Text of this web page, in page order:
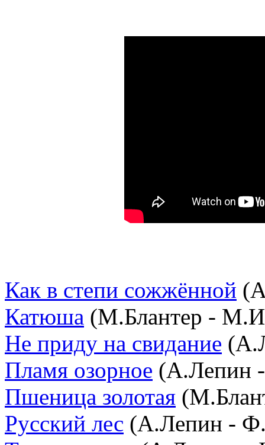
Как в степи сожжённой
Катюша (М.Блантер -
Не приду на свидание
Пламя озорное (А.Лепин
Пшеница золотая
Русский лес (А.Лепин -